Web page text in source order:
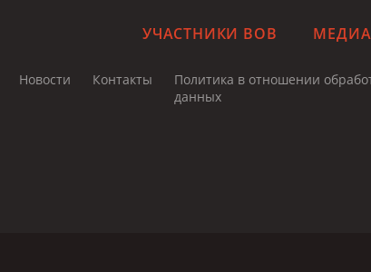
УЧАСТНИКИ ВОВ
Новости Контакты
Политика в отношении
данных